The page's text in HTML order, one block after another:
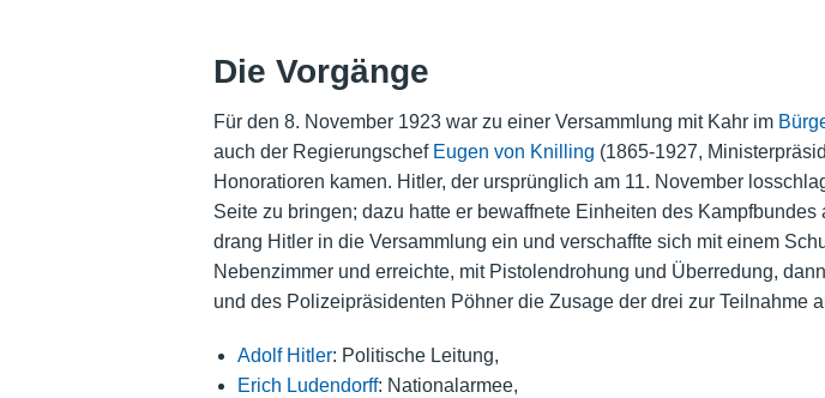
Die Vorgänge
Für den 8. November 1923 war zu einer Versammlung mit Kahr im
auch der Regierungschef Eugen von Knilling (1865-1927,
Honoratioren kamen. Hitler, der ursprünglich am 11. November
Seite zu bringen; dazu hatte er bewaffnete Einheiten des
drang Hitler in die Versammlung ein und verschaffte sich mit einem
Nebenzimmer und erreichte, mit Pistolendrohung und Überredung,
und des Polizeipräsidenten Pöhner die Zusage der drei zur Teilnahme
Adolf Hitler: Politische Leitung,
Erich Ludendorff: Nationalarmee,